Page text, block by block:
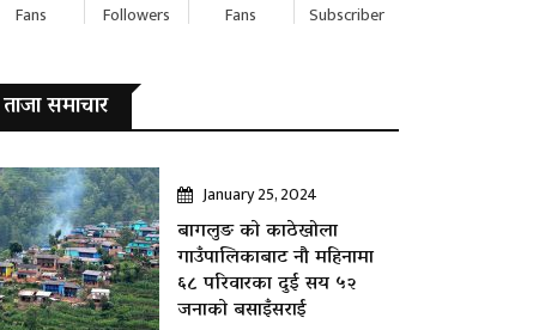
Fans Followers Fans Subscriber
ताजा समाचार
January 25, 2024
बागलुङ काे काठेखोला
गाउँपालिकाबाट नौ महिनामा
६८ परिवारका दुई सय ५२
जनाकाे बसाइँसराई